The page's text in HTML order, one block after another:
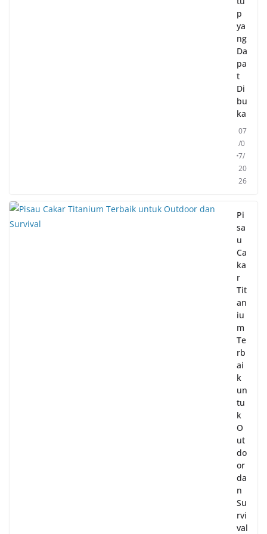
p
ya
ng
Da
pa
t
Di
bu
ka
07
/0
7/
20
26
Pi
sa
u
Ca
ka
r
Tit
an
iu
m
Te
rb
ai
k
un
tu
k
O
ut
do
or
da
n
Su
rvi
val